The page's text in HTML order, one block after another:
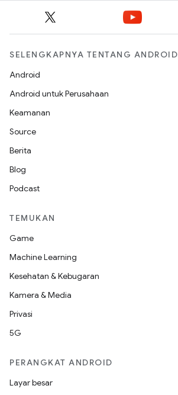
SELENGKAPNYA TENTANG ANDROID
Android
Android untuk Perusahaan
Keamanan
Source
Berita
Blog
Podcast
TEMUKAN
Game
Machine Learning
Kesehatan & Kebugaran
Kamera & Media
Privasi
5G
PERANGKAT ANDROID
Layar besar